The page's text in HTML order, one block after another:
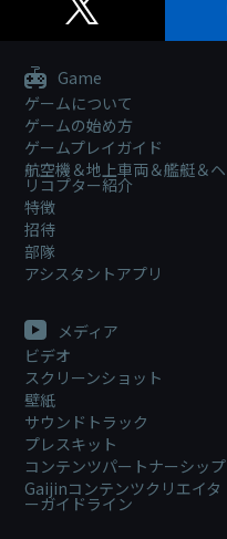
Game
ゲームについて
ゲームの始め方
ゲームプレイガイド
航空機＆地上車両＆艦艇＆ヘ
リコプター紹介
特徴
招待
部隊
アシスタントアプリ
メディア
ビデオ
スクリーンショット
壁紙
サウンドトラック
プレスキット
コンテンツパートナーシップ
Gaijinコンテンツクリエイタ
ーガイドライン